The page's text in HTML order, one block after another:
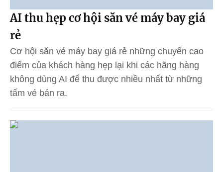
AI thu hẹp cơ hội săn vé máy bay giá
rẻ
Cơ hội săn vé máy bay giá rẻ những chuyến cao
điểm của khách hàng hẹp lại khi các hãng hàng
không dùng AI để thu được nhiều nhất từ những
tấm vé bán ra.